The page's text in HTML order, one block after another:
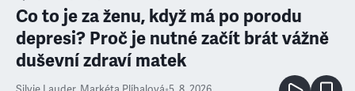
Co to je za ženu, když má po porodu
depresi? Proč je nutné začít brát vážně
duševní zdraví matek